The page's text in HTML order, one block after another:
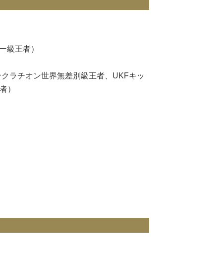
級王者）
ラチオン世界無差別級王者、UKFキッ
）